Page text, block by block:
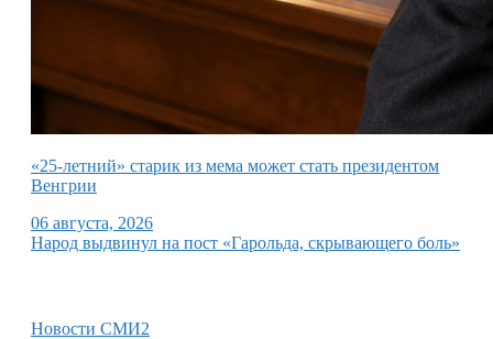
«25-летний» старик из мема может стать президентом
Венгрии
06 августа, 2026
Народ выдвинул на пост «Гарольда, скрывающего боль»
Новости СМИ2